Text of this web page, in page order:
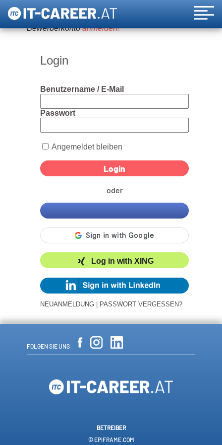
Um diese Funktion nutzen zu können, bitte ein
Bewerberkontoanmelden!
Login
Benutzername / E-Mail
Passwort
Angemeldet bleiben
oder
Log in with XING
NEUANMELDUNG PASSWORT VERGESSEN?
FOLGEN SIE UNS:
BETREIBER
© EPIFRAME.COM